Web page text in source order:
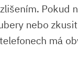
Pokud
nebo
má